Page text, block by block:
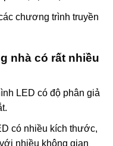
chương trình truyền
nhà có rất nhiều
LED có độ phân giả
có nhiều kích thước,
nhiều không gian